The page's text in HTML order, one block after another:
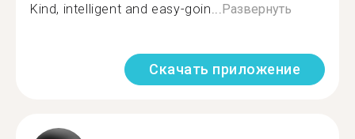
Kind, intelligent and easy-goin... Развернуть
Скачать приложение